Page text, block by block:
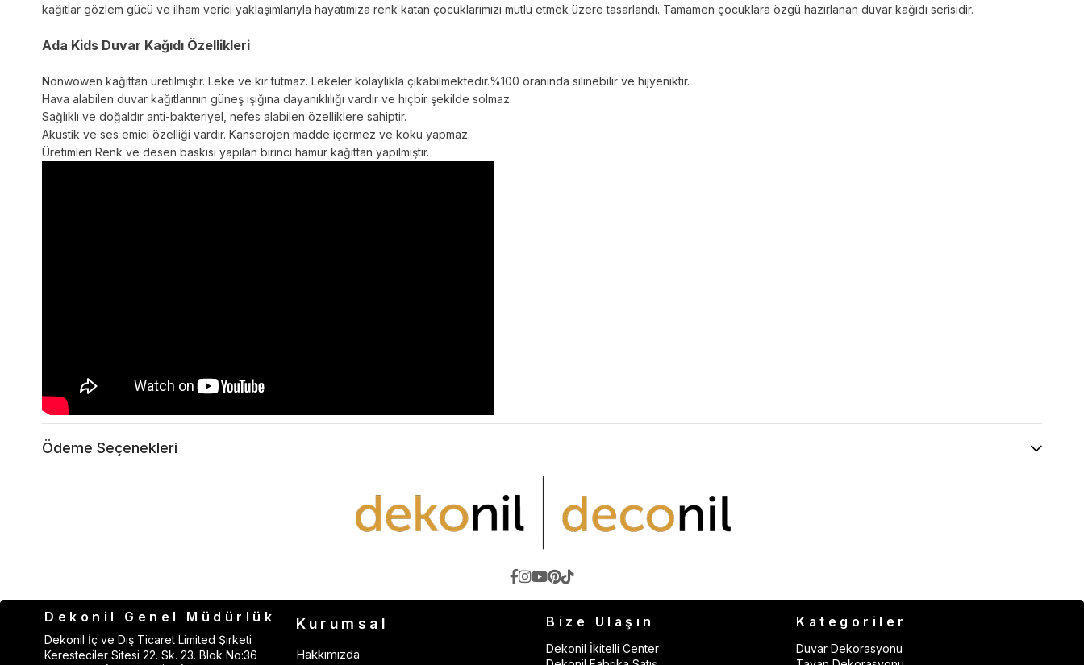
kağıtlar gözlem gücü ve ilham verici yaklaşımlarıyla hayatımıza renk katan çocuklarımızı mutlu etmek üzere tasarlandı. Tamamen çocuklara özgü hazırlanan duvar kağıdı serisidir.
Ada Kids Duvar Kağıdı Özellikleri
Nonwowen kağıttan üretilmiştir. Leke ve kir tutmaz. Lekeler kolaylıkla çıkabilmektedir.%100 oranında silinebilir ve hijyeniktir.
Hava alabilen duvar kağıtlarının güneş ışığına dayanıklılığı vardır ve hiçbir şekilde solmaz.
Sağlıklı ve doğaldır anti-bakteriyel, nefes alabilen özelliklere sahiptir.
Akustik ve ses emici özelliği vardır. Kanserojen madde içermez ve koku yapmaz.
Üretimleri Renk ve desen baskısı yapılan birinci hamur kağıttan yapılmıştır.
Ödeme Seçenekleri
Dekonil Genel Müdürlük
Dekonil İç ve Dış Ticaret Limited Şirketi
Keresteciler Sitesi 22. Sk. 23. Blok No:36
Kurumsal
Hakkımızda
Bize Ulaşın
Dekonil İkitelli Center
Kategoriler
Duvar Dekorasyonu